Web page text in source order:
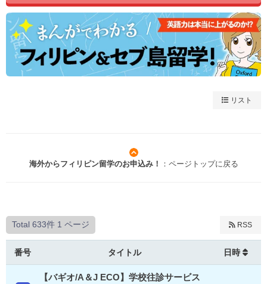
リスト
海外からフィリピン留学のお申込み！ ：ページトップに戻る
Total 633件 1 ページ RSS
番号 タイトル 日時
【バギオ/A＆J ECO】学校往診サービス